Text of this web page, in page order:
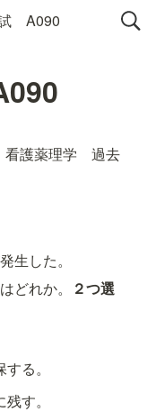
A090
看護薬理学 過去
生した。
どれか。
２つ選
る。
す。